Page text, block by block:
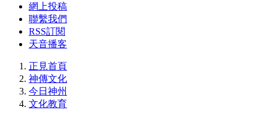
網上投稿
聯繫我們
RSS訂閱
天音播客
正見首頁
神傳文化
今日神州
文化教育